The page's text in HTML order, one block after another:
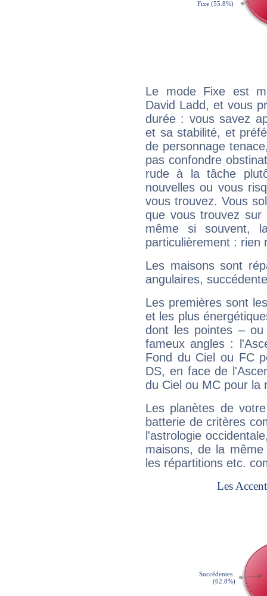
Le mode Fixe est
David Ladd, et vous
durée : vous savez
et sa stabilité, et
de personnage
pas confondre
rude à la tâche
nouvelles ou vous
vous trouvez. Vous
que vous trouvez
même si souvent,
particulièrement : rien
Les maisons sont
angulaires,
Les premières sont
et les plus
dont les pointes –
fameux angles :
Fond du Ciel ou FC
DS, en face de
du Ciel ou MC pour la
Les planètes de
batterie de critères
l'astrologie
maisons, de la
les répartitions etc.